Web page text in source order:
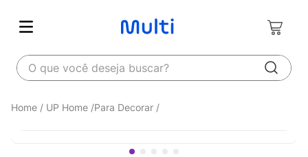
O que você deseja buscar?
UP Home Para Decorar